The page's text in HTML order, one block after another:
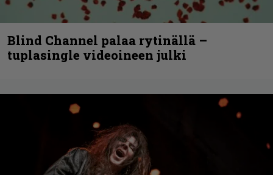
Blind Channel palaa rytinällä –
tuplasingle videoineen julki